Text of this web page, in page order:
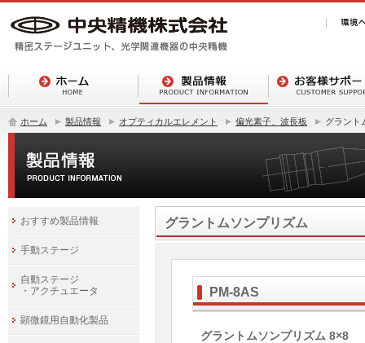
ホーム 製品情報 オプティカルエレメント 偏光素子、波長板 グラント
グラントムソンプリズム
PM-8AS
グラントムソンプリズム 8×8
おすすめ製品情報
手動ステージ
自動ステージ
・アクチュエータ
顕微鏡用自動化製品